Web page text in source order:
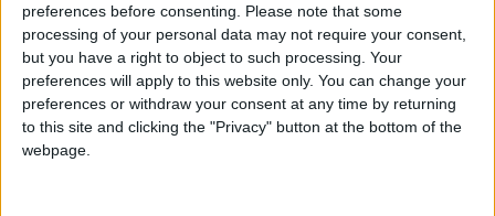
preferences before consenting.
Please note that some
processing of your personal data may not require your consent,
but you have a right to object to such processing. Your
preferences will apply to this website only. You can change your
preferences or withdraw your consent at any time by returning
to this site and clicking the "Privacy" button at the bottom of the
webpage.